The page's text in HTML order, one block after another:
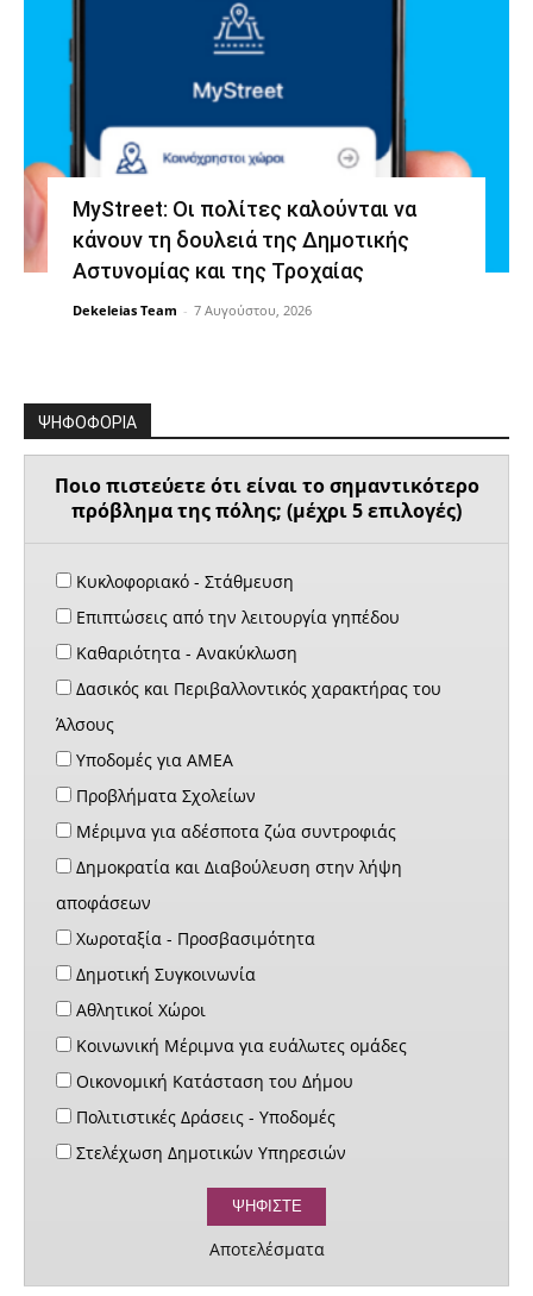
MyStreet: Οι πολίτες καλούνται να
κάνουν τη δουλειά της Δημοτικής
Αστυνομίας και της Τροχαίας
Dekeleias Team - 7 Αυγούστου, 2026
ΨΗΦΟΦΟΡΙΑ
Ποιο πιστεύετε ότι είναι το σημαντικότερο
πρόβλημα της πόλης; (μέχρι 5 επιλογές)
Κυκλοφοριακό - Στάθμευση
Επιπτώσεις από την λειτουργία γηπέδου
Καθαριότητα - Ανακύκλωση
Δασικός και Περιβαλλοντικός χαρακτήρας του
Άλσους
Υποδομές για ΑΜΕΑ
Προβλήματα Σχολείων
Μέριμνα για αδέσποτα ζώα συντροφιάς
Δημοκρατία και Διαβούλευση στην λήψη
αποφάσεων
Χωροταξία - Προσβασιμότητα
Δημοτική Συγκοινωνία
Αθλητικοί Χώροι
Κοινωνική Μέριμνα για ευάλωτες ομάδες
Οικονομική Κατάσταση του Δήμου
Πολιτιστικές Δράσεις - Υποδομές
Στελέχωση Δημοτικών Υπηρεσιών
Αποτελέσματα